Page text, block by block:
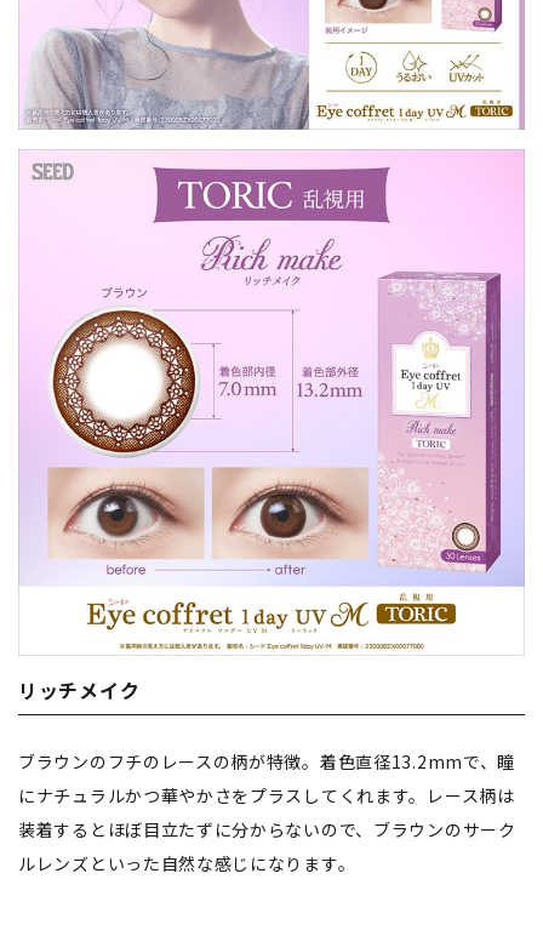
リッチメイク
ブラウンのフチのレースの柄が特徴。着色直径13.2mmで、瞳
にナチュラルかつ華やかさをプラスしてくれます。レース柄は
装着するとほぼ目立たずに分からないので、ブラウンのサーク
ルレンズといった自然な感じになります。